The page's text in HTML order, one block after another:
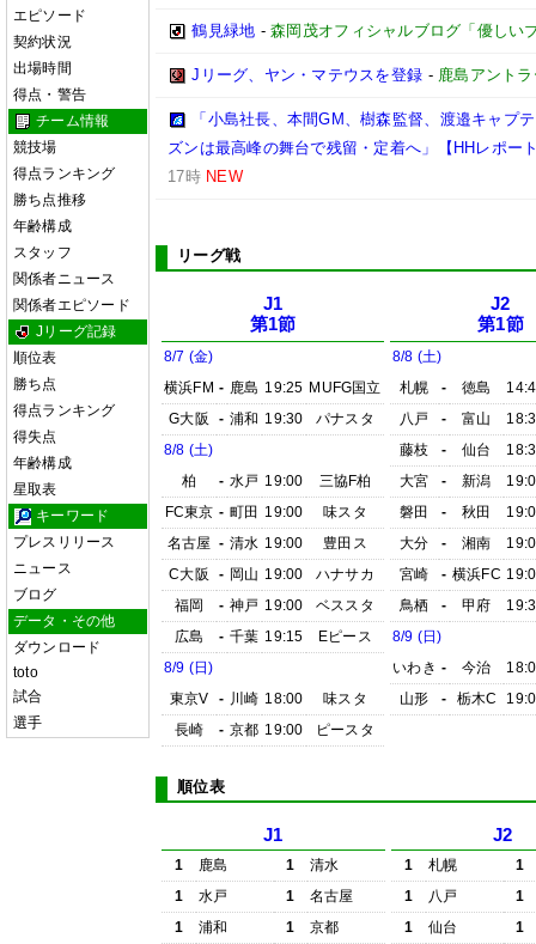
エピソード
契約状況
出場時間
得点・警告
チーム情報
競技場
得点ランキング
勝ち点推移
年齢構成
スタッフ
関係者ニュース
関係者エピソード
Jリーグ記録
順位表
勝ち点
得点ランキング
得失点
年齢構成
星取表
キーワード
プレスリリース
ニュース
ブログ
データ・その他
ダウンロード
toto
試合
選手
鶴見緑地 -森岡茂オフィシャルブログ「優しい
Jリーグ、ヤン・マテウスを登録 - 鹿島アント
「小島社長、本間GM、樹森監督、渡邉キャプ
ズンは最高峰の舞台で残留・定着へ」【HHレポー
17時 NEW
リーグ戦
J1
第1節
8/7 (金)
横浜FM - 鹿島 19:25 MUFG国立
G大阪
- 浦和 19:30
パナスタ
8/8 (土)
柏
- 水戸 19:00
三協F柏
FC東京 - 町田 19:00
味スタ
名古屋 - 清水 19:00
豊田ス
C大阪
- 岡山 19:00
ハナサカ
福岡
- 神戸 19:00
ベススタ
広島
- 千葉 19:15
Eピース
8/9 (日)
東京V
- 川崎 18:00
味スタ
長崎
- 京都 19:00 ピースタ
J2
第1節
8/8 (土)
札幌
- 徳島
八戸
- 富山
藤枝
- 仙台
大宮
- 新潟
磐田
- 秋田
大分
- 湘南
宮崎
- 横浜FC
鳥栖
- 甲府
8/9 (日)
いわき - 今治
山形
- 栃木C
順位表
J1
1 鹿島 1
清水
1
水戸 1
名古屋
1
浦和 1
京都
J2
1 札幌
1
1
八戸
1
1
仙台
1